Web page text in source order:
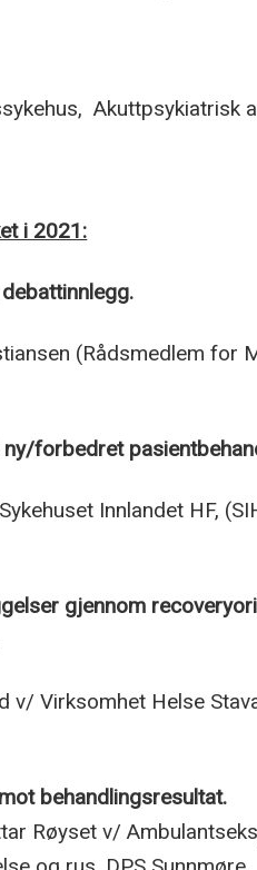
Akuttpsykiatrisk
i 2021:
(Rådsmedlem for
forbedret
Innlandet HF,
gjennom
Virksomhet Helse
behandlingsresultat.
Røyset v/